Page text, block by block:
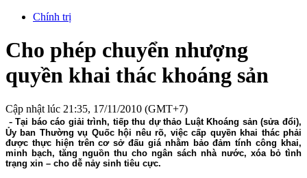
Chính trị
Cho phép chuyển nhượng
quyền khai thác khoáng sản
Cập nhật lúc 21:35, 17/11/2010 (GMT+7)
-Tại báo cáo giải trình, tiếp thu dự thảo Luật Khoáng sản (sửa đổi),
Ủy ban Thường vụ Quốc hội nêu rõ, việc cấp quyền khai thác phải
được thực hiện trên cơ sở đấu giá nhằm bảo đảm tính công khai,
minh bạch, tăng nguồn thu cho ngân sách nhà nước, xóa bỏ tình
trạng xin – cho dễ nảy sinh tiêu cực.